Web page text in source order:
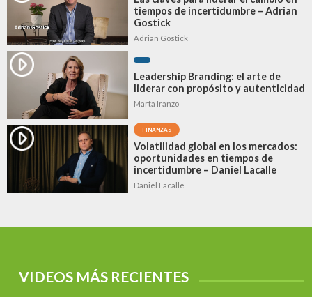
tiempos de incertidumbre – Adrian
Gostick
Adrian Gostick
Leadership Branding: el arte de
liderar con propósito y autenticidad
Marta Iranzo
FINANZAS
Volatilidad global en los mercados:
oportunidades en tiempos de
incertidumbre – Daniel Lacalle
Daniel Lacalle
VIDEOS MÁS RECIENTES